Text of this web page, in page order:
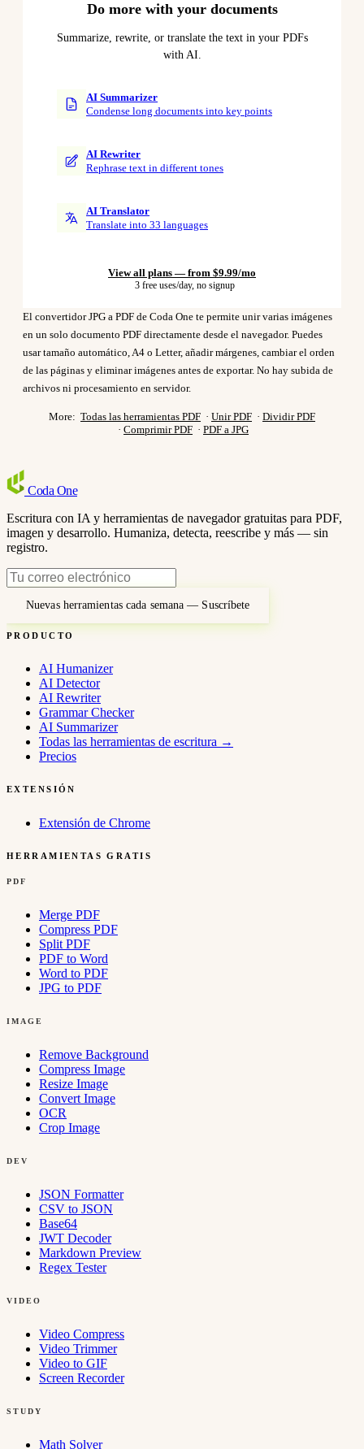
Do more with your documents
Summarize, rewrite, or translate the text in your PDFs
with AI.
AI Summarizer
Condense long documents into key points
AI Rewriter
Rephrase text in different tones
AI Translator
Translate into 33 languages
View all plans — from $9.99/mo
3 free uses/day, no signup
El convertidor JPG a PDF de Coda One te permite unir varias imágenes
en un solo documento PDF directamente desde el navegador. Puedes
usar tamaño automático, A4 o Letter, añadir márgenes, cambiar el orden
de las páginas y eliminar imágenes antes de exportar. No hay subida de
archivos ni procesamiento en servidor.
More: Todas las herramientas PDF · Unir PDF · Dividir PDF
· Comprimir PDF · PDF a JPG
Coda One
Escritura con IA y herramientas de navegador gratuitas para PDF,
imagen y desarrollo. Humaniza, detecta, reescribe y más — sin
registro.
Nuevas herramientas cada semana — Suscríbete
PRODUCTO
AI Humanizer
AI Detector
AI Rewriter
Grammar Checker
AI Summarizer
Todas las herramientas de escritura →
Precios
EXTENSIÓN
Extensión de Chrome
HERRAMIENTAS GRATIS
PDF
Merge PDF
Compress PDF
Split PDF
PDF to Word
Word to PDF
JPG to PDF
IMAGE
Remove Background
Compress Image
Resize Image
Convert Image
OCR
Crop Image
DEV
JSON Formatter
CSV to JSON
Base64
JWT Decoder
Markdown Preview
Regex Tester
VIDEO
Video Compress
Video Trimmer
Video to GIF
Screen Recorder
STUDY
Math Solver